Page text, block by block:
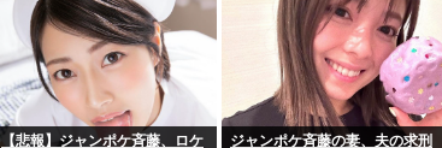
【悲報】ジャンポケ斉藤、ロケ
ジャンポケ斉藤の妻、夫の求刑